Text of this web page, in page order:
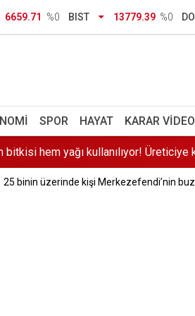
6659.71 %0 BIST 13779.39 %0
SPOR HAYAT KARAR VIDEO
yorumu: Talepte bulunursa serbest
çıkışı: Genel başkanı tüm üyeler
bitkisi hem yağı kullanılıyor! Üreticiye
denizi, ince kumlarıyla Ege’nin
çöpü Adana’da çevre krizine
25 binin üzerinde kişi Merkezefendi’nin